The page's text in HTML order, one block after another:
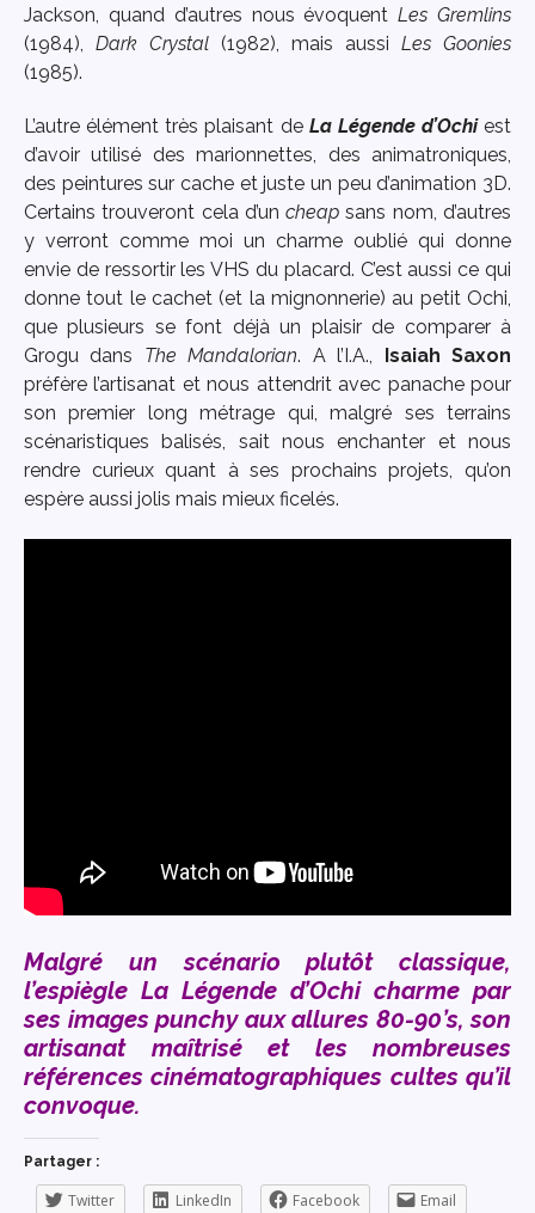
Jackson, quand d’autres nous évoquentLes Gremlins
(1984), Dark Crystal (1982), mais aussi Les Goonies
(1985).
L’autre élément très plaisant de La Légende d’Ochiest
d’avoir utilisé des marionnettes, des animatroniques,
des peintures sur cache et juste un peu d’animation 3D.
Certains trouveront cela d’uncheap sans nom, d’autres
y verront comme moi un charme oublié qui donne
envie de ressortir les VHS du placard. C’est aussi ce qui
donne tout le cachet (et la mignonnerie) au petit Ochi,
que plusieurs se font déjà un plaisir de comparer à
Grogu dans The Mandalorian. A l’I.A., Isaiah Saxon
préfère l’artisanat et nous attendrit avec panache pour
son premier long métrage qui, malgré ses terrains
scénaristiques balisés, sait nous enchanter et nous
rendre curieux quant à ses prochains projets, qu’on
espère aussi jolis mais mieux ficelés.
Malgré un scénario plutôt classique,
l’espiègle La Légende d’Ochi charme par
ses images punchy aux allures 80-90’s, son
artisanat maîtrisé et les nombreuses
références cinématographiques cultes qu’il
convoque.
Partager :
Twitter LinkedIn Facebook Email